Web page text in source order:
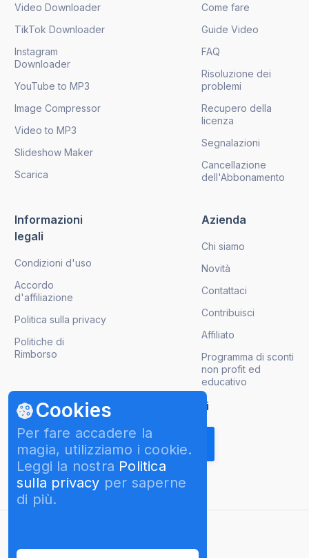
Cookies
Per fare accadere la
magia, utilizziamo i cookie.
Leggi la nostra Politica
sulla privacy per saperne
di più.
Video Downloader
TikTok Downloader
Instagram
Downloader
YouTube to MP3
Image Compressor
Video to MP3
Slideshow Maker
Scarica
Come fare
Guide Video
FAQ
Risoluzione dei
problemi
Recupero della
licenza
Segnalazioni
Cancellazione
dell'Abbonamento
Informazioni
legali
Condizioni d'uso
Accordo
d'affiliazione
Politica sulla privacy
Politiche di
Rimborso
Azienda
Chi siamo
Novità
Contattaci
Contribuisci
Affiliato
Programma di sconti
non profit ed
educativo
Ricevi gli aggiornamenti sui prodotti